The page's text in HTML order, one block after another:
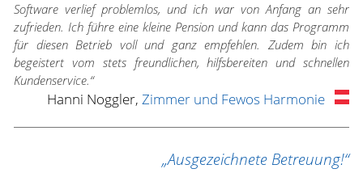
Software verlief problemlos, und ich war von Anfang an sehr
zufrieden. Ich führe eine kleine Pension und kann das Programm
für diesen Betrieb voll und ganz empfehlen. Zudem bin ich
begeistert vom stets freundlichen, hilfsbereiten und schnellen
Kundenservice.“
Hanni Noggler, Zimmer und Fewos Harmonie
„Ausgezeichnete Betreuung!“